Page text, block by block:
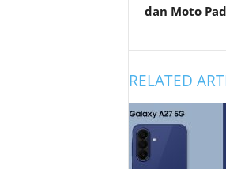
dan Moto
RELATED